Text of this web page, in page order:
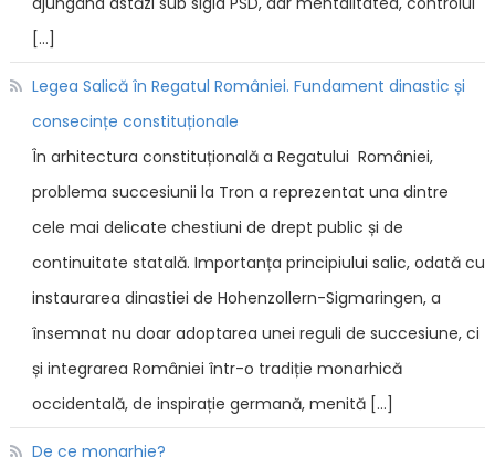
[…]
Legea Salică în Regatul României. Fundament dinastic și
consecințe constituționale
În arhitectura constituțională a Regatului României,
problema succesiunii la Tron a reprezentat una dintre
cele mai delicate chestiuni de drept public și de
continuitate statală. Importanța principiului salic, odată cu
instaurarea dinastiei de Hohenzollern-Sigmaringen, a
însemnat nu doar adoptarea unei reguli de succesiune, ci
și integrarea României într-o tradiție monarhică
occidentală, de inspirație germană, menită […]
De ce monarhie?